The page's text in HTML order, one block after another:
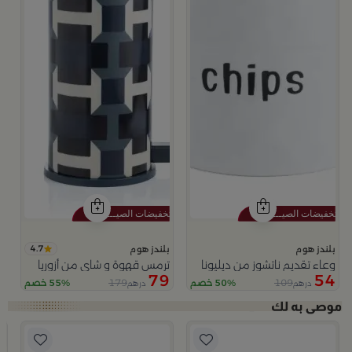
بلندز هوم
وعاء تقديم ناتشوز من ديليونا
54 درهم109 50% خصم
بلندز هوم 4.7
ترمس قهوة و شاي من أزوريا
79 درهم179 55% خصم